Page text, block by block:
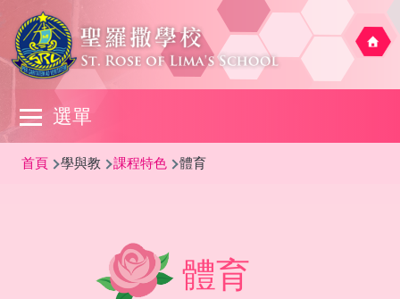
移至主內容
選單
Main
navigation
導
首頁 學與教 課程特色 體育
體育